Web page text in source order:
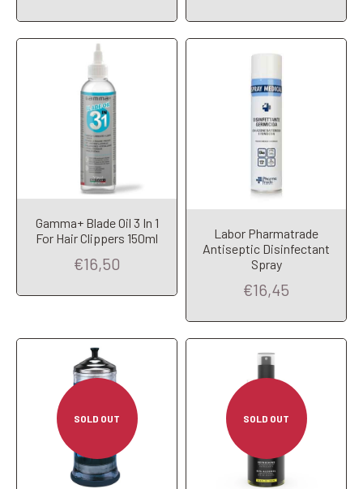
Gamma+ Blade Oil 3 In 1
For Hair Clippers 150ml
€16,50
Labor Pharmatrade
Antiseptic Disinfectant
Spray
€16,45
SOLD OUT SOLD OUT